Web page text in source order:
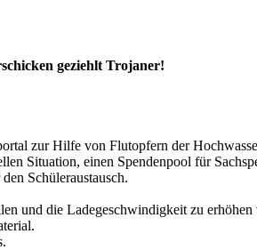
geziehlt Trojaner!
zur Hilfe von Flutopfern der
Situation, einen Spendenpool für
Schüleraustausch.
und die Ladegeschwindigkeit zu